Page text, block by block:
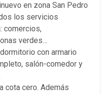
en zona San Pedro
los servicios
comercios,
verdes…
con armario
salón-comedor y
cota cero. Además